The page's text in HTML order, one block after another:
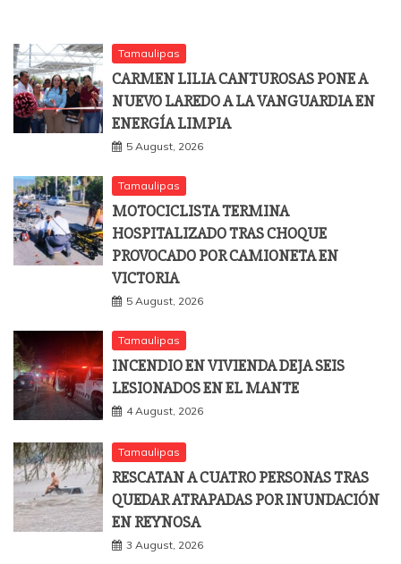
Tamaulipas
CARMEN LILIA CANTUROSAS PONE A
NUEVO LAREDO A LA VANGUARDIA EN
ENERGÍA LIMPIA
5 August, 2026
Tamaulipas
MOTOCICLISTA TERMINA
HOSPITALIZADO TRAS CHOQUE
PROVOCADO POR CAMIONETA EN
VICTORIA
5 August, 2026
Tamaulipas
INCENDIO EN VIVIENDA DEJA SEIS
LESIONADOS EN EL MANTE
4 August, 2026
Tamaulipas
RESCATAN A CUATRO PERSONAS TRAS
QUEDAR ATRAPADAS POR INUNDACIÓN
EN REYNOSA
3 August, 2026